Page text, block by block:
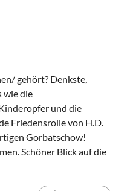
gehört? Denkste,
wie die
und die
Friedensrolle von H.D.
Gorbatschow!
Schöner Blick auf die